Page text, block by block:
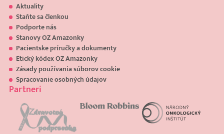
Aktuality
Staňte sa členkou
Podporte nás
Stanovy OZ Amazonky
Pacientske príručky a dokumenty
Etický kódex OZ Amazonky
Zásady používania súborov cookie
Spracovanie osobných údajov
Partneri